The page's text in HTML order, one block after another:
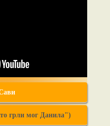
грли мог Данила")